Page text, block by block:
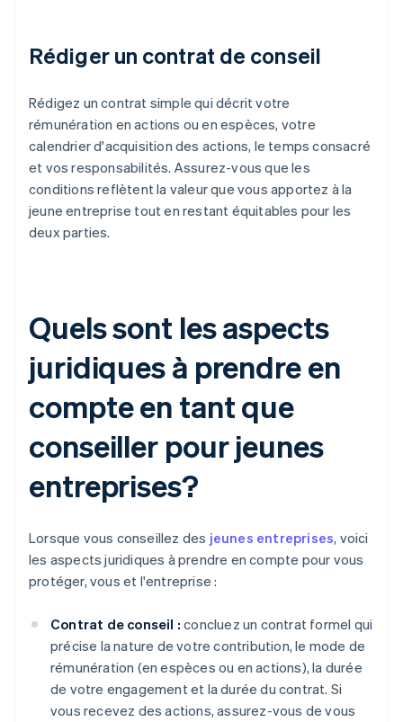
Rédiger un contrat de conseil
Rédigez un contrat simple qui décrit votre
rémunération en actions ou en espèces, votre
calendrier d'acquisition des actions, le temps consacré
et vos responsabilités. Assurez-vous que les
conditions reflètent la valeur que vous apportez à la
jeune entreprise tout en restant équitables pour les
deux parties.
Quels sont les aspects
juridiques à prendre en
compte en tant que
conseiller pour jeunes
entreprises?
Lorsque vous conseillez des jeunes entreprises, voici
les aspects juridiques à prendre en compte pour vous
protéger, vous et l'entreprise :
Contrat de conseil : concluez un contrat formel qui
précise la nature de votre contribution, le mode de
rémunération (en espèces ou en actions), la durée
de votre engagement et la durée du contrat. Si
vous recevez des actions, assurez-vous de vous